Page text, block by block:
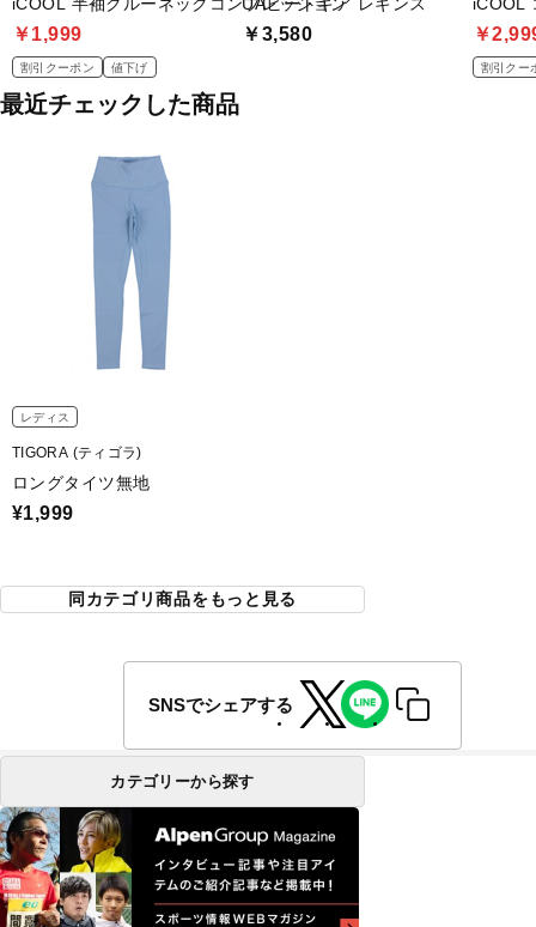
￥1,999
割引クーポン 値下げ
￥3,580 ￥
割引クー
最近チェックした商品
レディス
TIGORA (ティゴラ)
ロングタイツ無地
¥1,999
同カテゴリ商品をもっと見る
SNSでシェアする
カテゴリーから探す